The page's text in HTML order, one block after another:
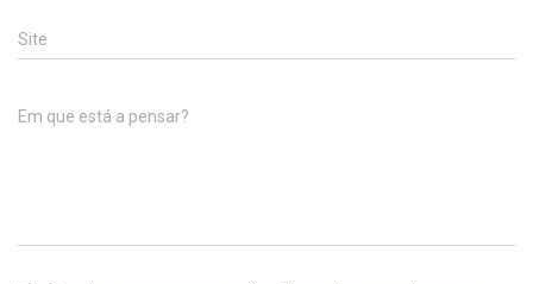
Site
Em que está a pensar?